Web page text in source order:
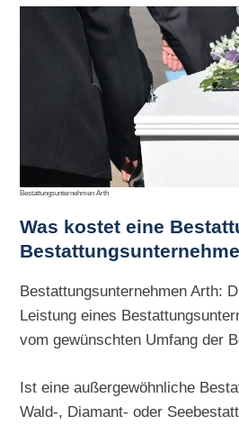
Bestattungsunternehmen Arth
Was kostet eine
Bestattungsunternehmen Arth:
Leistung eines
vom gewünschten Umfang der
Ist eine außergewöhnliche
Wald-, Diamant- oder